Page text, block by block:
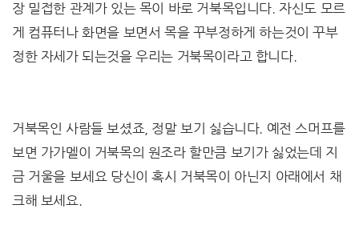
장 밀접한 관계가 있는 목이 바로 거북목입니다. 자신도 모르
게 컴퓨터나 화면을 보면서 목을 꾸부정하게 하는것이 꾸부
정한 자세가 되는것을 우리는 거북목이라고 합니다.
거북목인 사람들 보셨죠, 정말 보기 싫습니다. 예전 스머프를
보면 가가멜이 거북목의 원조라 할만큼 보기가 싫었는데 지
금 거울을 보세요 당신이 혹시 거북목이 아닌지 아래에서 채
크해 보세요.